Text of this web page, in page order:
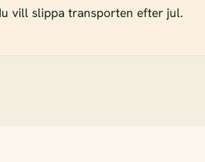
vill slippa transporten efter jul.